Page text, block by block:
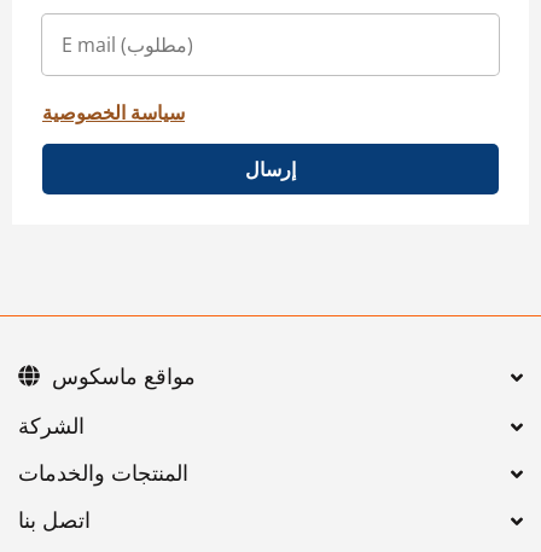
سياسة الخصوصية
إرسال
اتصل بنا
مواقع ماسكوس